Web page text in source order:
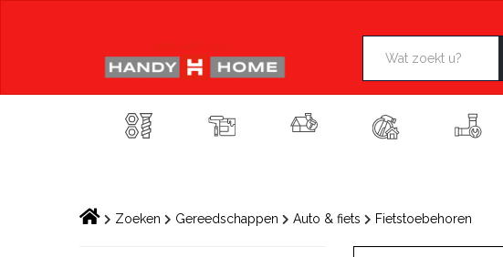
Zoeken Gereedschappen Auto & fiets Fietstoebehoren